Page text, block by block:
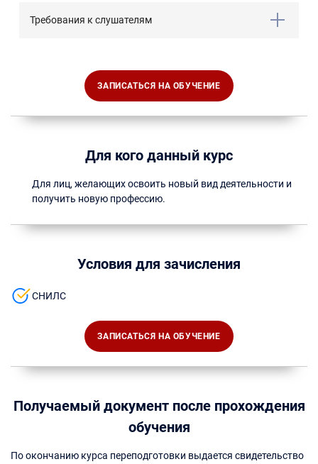
Требования к слушателям
ЗАПИСАТЬСЯ НА ОБУЧЕНИЕ
Для кого данный курс
Для лиц, желающих освоить новый вид деятельности и
получить новую профессию.
Условия для зачисления
СНИЛС
ЗАПИСАТЬСЯ НА ОБУЧЕНИЕ
Получаемый документ после прохождения
обучения
По окончанию курса переподготовки выдается свидетельство